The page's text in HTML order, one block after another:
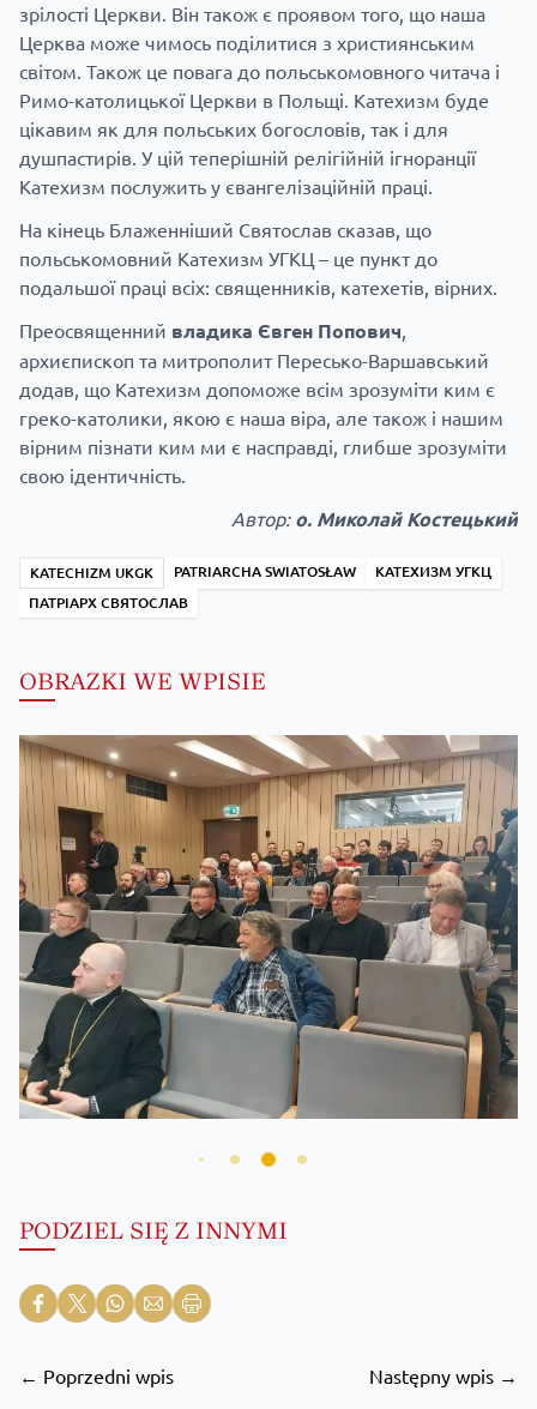
зрілості Церкви. Він також є проявом того, що наша
Церква може чимось поділитися з християнським
світом. Також це повага до польськомовного читача і
Римо-католицької Церкви в Польщі. Катехизм буде
цікавим як для польських богословів, так і для
душпастирів. У цій теперішній релігійній ігноранції
Катехизм послужить у євангелізаційній праці.
На кінець Блаженніший Святослав сказав, що
польськомовний Катехизм УГКЦ – це пункт до
подальшої праці всіх: священників, катехетів, вірних.
Преосвященний владика Євген Попович,
архиєпископ та митрополит Пересько-Варшавський
додав, що Катехизм допоможе всім зрозуміти ким є
греко-католики, якою є наша віра, але також і нашим
вірним пізнати ким ми є насправді, глибше зрозуміти
свою ідентичність.
Автор: о. Миколай Костецький
KATECHIZM UKGK PATRIARCHA SWIATOSŁAW
КАТЕХИЗМ УГКЦ
ПАТРІАРХ СВЯТОСЛАВ
OBRAZKI WE WPISIE
PODZIEL SIĘ Z INNYMI
← Poprzedni wpis Następny wpis →